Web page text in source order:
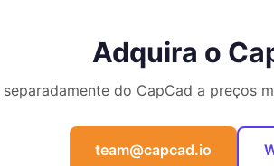
Adquira o
do CapCad a preços
team@capcad.io